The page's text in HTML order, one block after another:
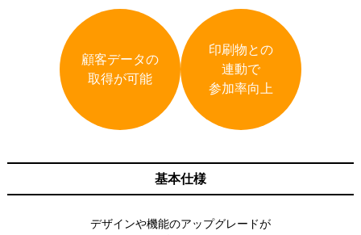
顧客データの
取得が可能
印刷物との
連動で
参加率向上
基本仕様
デザインや機能のアップグレードが